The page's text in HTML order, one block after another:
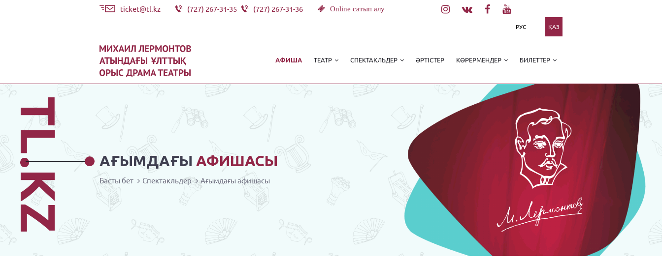
ticket@tl.kz (727) 267-31-35 (727) 267-31-36 Online сатып алу
РУС ҚАЗ
АФИША ТЕАТР СПЕКТАКЛЬДЕР ӘРТІСТЕР КӨРЕРМЕНДЕР БИЛЕТТЕР
АҒЫМДАҒЫ АФИШАСЫ
TL.KZ Басты бет Спектакльдер Ағымдағы афишасы